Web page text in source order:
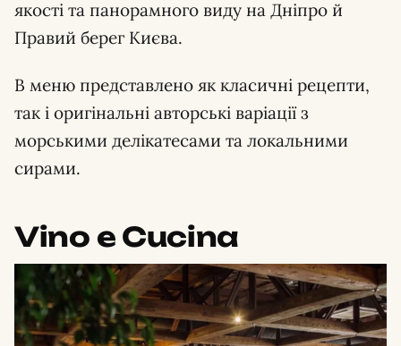
якості та панорамного виду на Дніпро й
Правий берег Києва.
В меню представлено як класичні рецепти,
так і оригінальні авторські варіації з
морськими делікатесами та локальними
сирами.
Vino e Cucina